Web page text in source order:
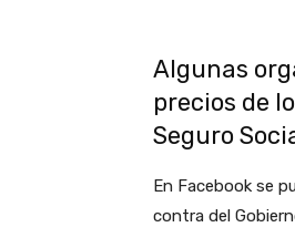
Algunas
precios de
Seguro
En Facebook se
contra del